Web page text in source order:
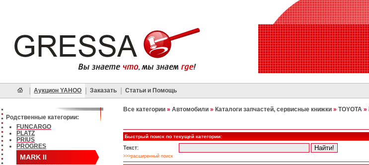
Аукцион YAHOO Заказать Статьи и Помощь
Родственные категории:
FUNCARGO
PLATZ
PRIUS
PROGRES
MARK II
Все категории » Автомобили » Каталоги запчастей, сервисные книжки » TOYOTA »
Быстрый поиск по текущей категории:
Текст:
>>>расширенный поиск